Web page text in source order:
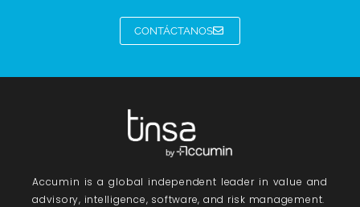
CONTÁCTANOS
Accumin is a global independent leader in value and
advisory, intelligence, software, and risk management.